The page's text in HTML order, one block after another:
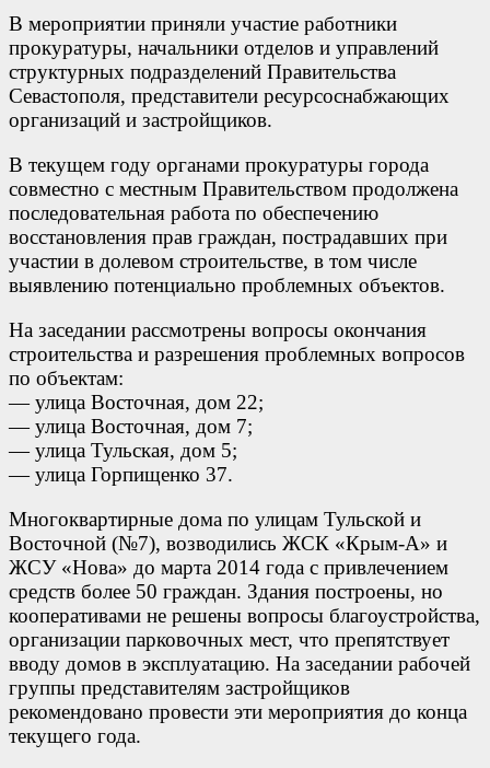
В мероприятии приняли участие работники
прокуратуры, начальники отделов и управлений
структурных подразделений Правительства
Севастополя, представители ресурсоснабжающих
организаций и застройщиков.
В текущем году органами прокуратуры города
совместно с местным Правительством продолжена
последовательная работа по обеспечению
восстановления прав граждан, пострадавших при
участии в долевом строительстве, в том числе
выявлению потенциально проблемных объектов.
На заседании рассмотрены вопросы окончания
строительства и разрешения проблемных вопросов
по объектам:
— улица Восточная, дом 22;
— улица Восточная, дом 7;
— улица Тульская, дом 5;
— улица Горпищенко 37.
Многоквартирные дома по улицам Тульской и
Восточной (№7), возводились ЖСК «Крым-А» и
ЖСУ «Нова» до марта 2014 года с привлечением
средств более 50 граждан. Здания построены, но
кооперативами не решены вопросы благоустройства,
организации парковочных мест, что препятствует
вводу домов в эксплуатацию. На заседании рабочей
группы представителям застройщиков
рекомендовано провести эти мероприятия до конца
текущего года.